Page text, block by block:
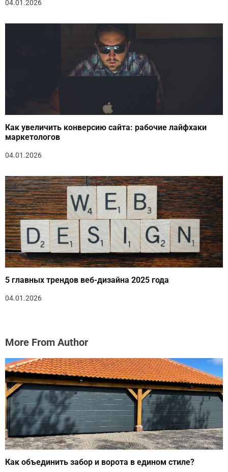
04.01.2026
Как увеличить конверсию сайта: рабочие лайфхаки
маркетологов
04.01.2026
5 главных трендов веб-дизайна 2025 года
04.01.2026
More From Author
Как объединить забор и ворота в едином стиле?